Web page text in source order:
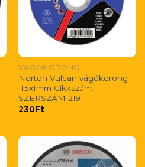
VÁGÓKORONG
Norton Vulcan vágókorong
115x1mm Cikkszám:
SZERSZÁM 219
230Ft